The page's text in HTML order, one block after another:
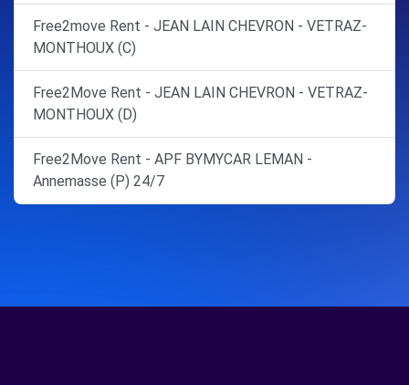
Free2move Rent - JEAN LAIN CHEVRON - VETRAZ-
MONTHOUX (C)
Free2Move Rent - JEAN LAIN CHEVRON - VETRAZ-
MONTHOUX (D)
Free2Move Rent - APF BYMYCAR LEMAN -
Annemasse (P) 24/7